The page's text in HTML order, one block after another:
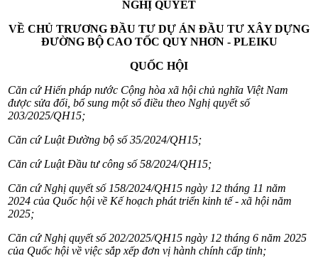
NGHỊ QUYẾT
VỀ CHỦ TRƯƠNG ĐẦU TƯ DỰ ÁN ĐẦU TƯ XÂY DỰNG
ĐƯỜNG BỘ CAO TỐC QUY NHƠN - PLEIKU
QUỐC HỘI
Căn cứ Hiến pháp nước Cộng hòa xã hội chủ nghĩa Việt Nam
được sửa đổi, bổ sung một số điều theo Nghị quyết số
203/2025/QH15;
Căn cứ Luật Đường bộ số 35/2024/QH15;
Căn cứ Luật Đầu tư công số 58/2024/QH15;
Căn cứ Nghị quyết số 158/2024/QH15 ngày 12 tháng 11 năm
2024 của Quốc hội về Kế hoạch phát triển kinh tế - xã hội năm
2025;
Căn cứ Nghị quyết số 202/2025/QH15 ngày 12 tháng 6 năm 2025
của Quốc hội về việc sắp xếp đơn vị hành chính cấp tỉnh;